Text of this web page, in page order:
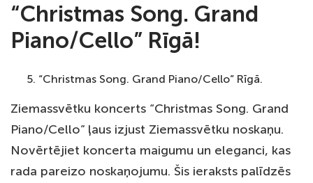
“Christmas Song. Grand
Piano/Cello” Rīgā!
“Christmas Song. Grand Piano/Cello” Rīgā.
Ziemassvētku koncerts “Christmas Song. Grand
Piano/Cello” ļaus izjust Ziemassvētku noskaņu.
Novērtējiet koncerta maigumu un eleganci, kas
rada pareizo noskaņojumu. Šis ieraksts palīdzēs